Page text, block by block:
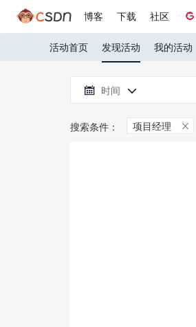
博客 下载 社区
活动首页 发现活动 我的活动
 时间 
项目经理 